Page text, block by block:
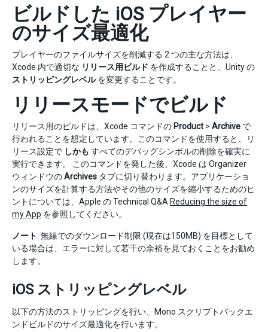
ビルドした iOS プレイヤー
のサイズ最適化
プレイヤーのファイルサイズを削減する 2 つの主な方法は、
Xcode 内で適切な リリース用ビルド を作成することと、Unity の
ストリッピングレベルを変更することです。
リリースモードでビルド
リリース用のビルドは、Xcode コマンドの Product > Archive で
行われることを想定しています。このコマンドを使用すると、リ
リース設定で しかも すべてのデバッグシンボルの削除を確実に
実行できます。 このコマンドを発した後、Xcode は Organizer
ウィンドウのArchives タブに切り替わります。アプリケーショ
ンのサイズを計算する方法やその他のサイズを縮小するためのヒ
ントについては、Apple の Technical Q&A Reducing the size of
my App を参照してください。
ノート: 無線でのダウンロード制限 (現在は150MB) を目標として
いる場合は、エラーに対して若干の余裕を見ておくことをお勧め
します。
iOS ストリッピングレベル
以下の方法のストリッピングを行い、Mono スクリプトバックエ
ンドビルドのサイズ最適化を行います。